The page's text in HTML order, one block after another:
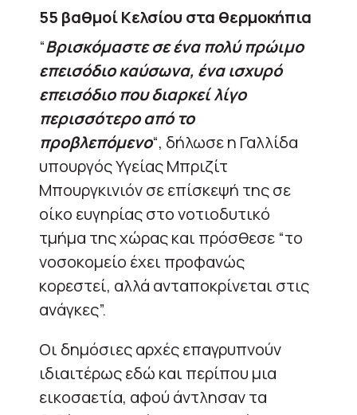
55 βαθμοί Κελσίου στα θερμοκήπια
“Βρισκόμαστε σε ένα πολύ πρώιμο
επεισόδιο καύσωνα, ένα ισχυρό
επεισόδιο που διαρκεί λίγο
περισσότερο από το
προβλεπόμενο“, δήλωσε η Γαλλίδα
υπουργός Υγείας Μπριζίτ
Μπουργκινιόν σε επίσκεψή της σε
οίκο ευγηρίας στο νοτιοδυτικό
τμήμα της χώρας και πρόσθεσε “το
νοσοκομείο έχει προφανώς
κορεστεί, αλλά ανταποκρίνεται στις
ανάγκες”.
Οι δημόσιες αρχές επαγρυπνούν
ιδιαιτέρως εδώ και περίπου μια
εικοσαετία, αφού άντλησαν τα